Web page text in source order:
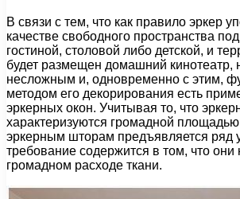
В связи с тем, что как правило эркер
качестве свободного пространства
гостиной, столовой либо детской, и
будет размещен домашний кинотеатр,
несложным и, одновременно с этим,
методом его декорирования есть
эркерных окон. Учитывая то, что
характеризуются громадной площадью
эркерным шторам предъявляется ряд
требование содержится в том, что они
громадном расходе ткани.